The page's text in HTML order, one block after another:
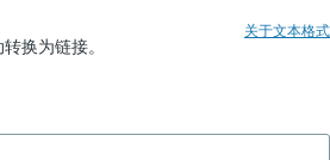
关于文本格式
换为链接。